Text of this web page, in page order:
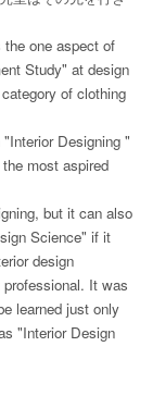
the one aspect of
Study" at design
of clothing
Designing "
most aspired
but it can also
Science" if it
design
It was
learned just only
"Interior Design